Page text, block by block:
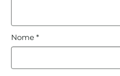
Nome*